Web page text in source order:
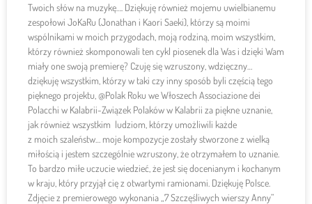
Twoich słów na muzykę…. Dziękuję również mojemu uwielbianemu
zespołowi JoKaRu (Jonathan i Kaori Saeki), którzy są moimi
wspólnikami w moich przygodach, moją rodziną, moim wszystkim,
którzy również skomponowali ten cykl piosenek dla Was i dzięki Wam
miały one swoją premierę? Czuję się wzruszony, wdzięczny…
dziękuję wszystkim, którzy w taki czy inny sposób byli częścią tego
pięknego projektu, @Polak Roku we Włoszech Associazione dei
Polacchi w Kalabrii-Związek Polaków w Kalabrii za piękne uznanie,
jak również wszystkim ludziom, którzy umożliwili każde
z moich szaleństw… moje kompozycje zostały stworzone z wielką
miłością i jestem szczególnie wzruszony, że otrzymałem to uznanie.
To bardzo miłe uczucie wiedzieć, że jest się docenianym i kochanym
w kraju, który przyjął cię z otwartymi ramionami. Dziękuję Polsce.
Zdjęcie z premierowego wykonania „7 Szczęśliwych wierszy Anny”